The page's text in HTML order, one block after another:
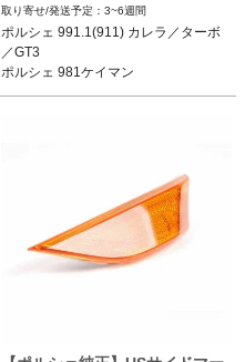
ポルシェ 991.1(911) カレラ／カレラS
／カレラ4／カレラ4S／ターボ／ター
ボS／GT3 11-16
ポルシェ 981ケイマン ケイマン／ケイ
マンS／GT4 12-16
3~6週間
ポルシェ 991.1(911) カレラ／ターボ
／GT3
ポルシェ 981ケイマン